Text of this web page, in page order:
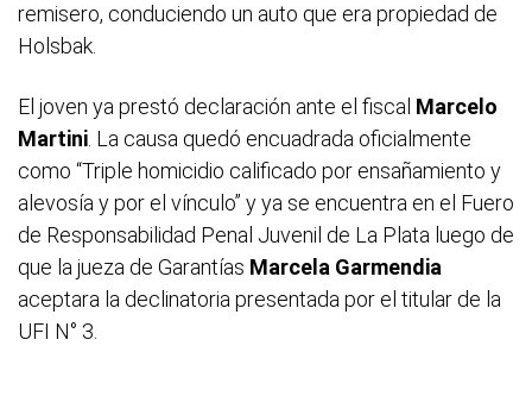
remisero, conduciendo un auto que era propiedad de
Holsbak.
El joven ya prestó declaración ante el fiscal Marcelo
Martini . La causa quedó encuadrada oficialmente
como “Triple homicidio calificado por ensañamiento y
alevosía y por el vínculo” y ya se encuentra en el Fuero
de Responsabilidad Penal Juvenil de La Plata luego de
que la jueza de Garantías Marcela Garmendia
aceptara la declinatoria presentada por el titular de la
UFI N° 3.